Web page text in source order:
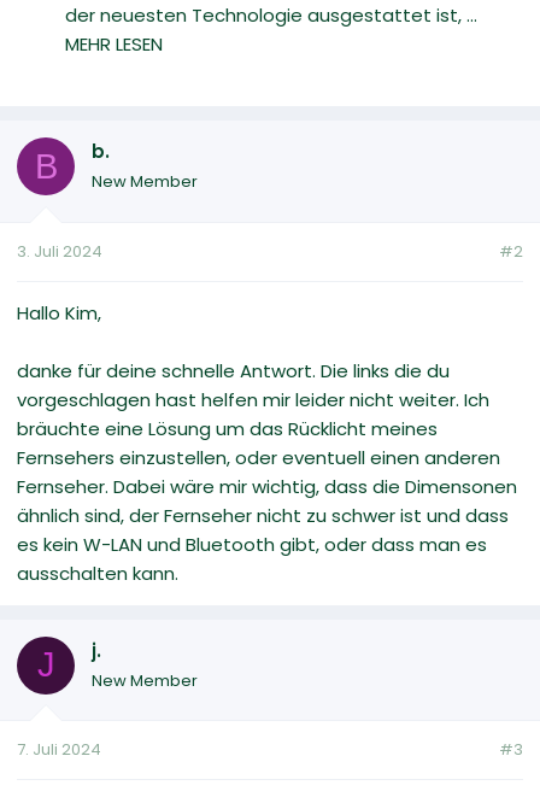
der neuesten Technologie ausgestattet ist, ...
MEHR LESEN
B b.
New Member
3. Juli 2024 #2
Hallo Kim,
danke für deine schnelle Antwort. Die links die du
vorgeschlagen hast helfen mir leider nicht weiter. Ich
bräuchte eine Lösung um das Rücklicht meines
Fernsehers einzustellen, oder eventuell einen anderen
Fernseher. Dabei wäre mir wichtig, dass die Dimensonen
ähnlich sind, der Fernseher nicht zu schwer ist und dass
es kein W-LAN und Bluetooth gibt, oder dass man es
ausschalten kann.
J j.
New Member
7. Juli 2024 #3